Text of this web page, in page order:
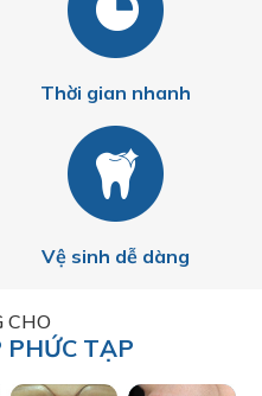
Thời gian nhanh
Vệ sinh dễ dàng
CHO
PHỨC TẠP